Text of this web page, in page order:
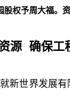
权予周大福。
源 确保工
新世界发展